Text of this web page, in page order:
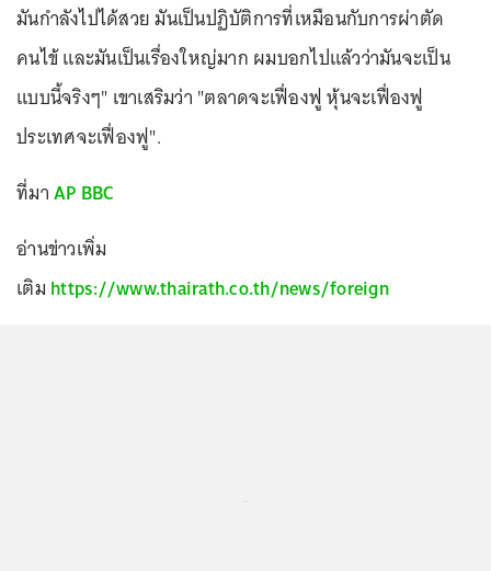
มันกำลังไปได้สวย มันเป็นปฏิบัติการที่เหมือนกับการผ่าตัด
คนไข้ และมันเป็นเรื่องใหญ่มาก ผมบอกไปแล้วว่ามันจะเป็น
แบบนี้จริงๆ" เขาเสริมว่า "ตลาดจะเฟื่องฟู หุ้นจะเฟื่องฟู
ประเทศจะเฟื่องฟู".
ที่มาAP BBC
อ่านข่าวเพิ่ม
เติม https://www.thairath.co.th/news/foreign